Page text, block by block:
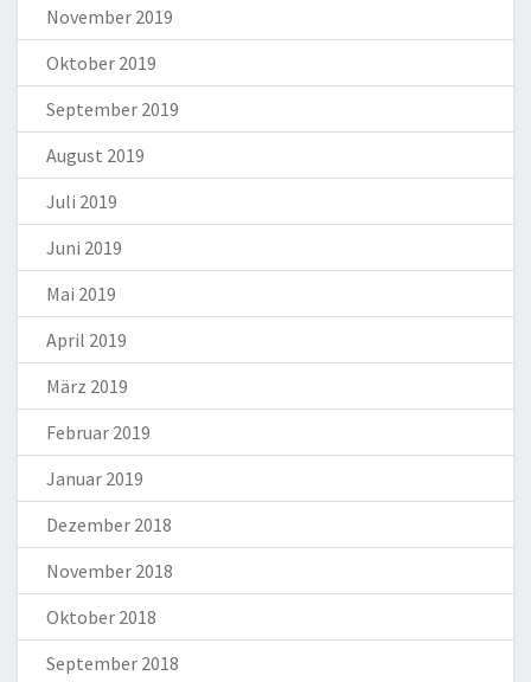
November 2019
Oktober 2019
September 2019
August 2019
Juli 2019
Juni 2019
Mai 2019
April 2019
März 2019
Februar 2019
Januar 2019
Dezember 2018
November 2018
Oktober 2018
September 2018